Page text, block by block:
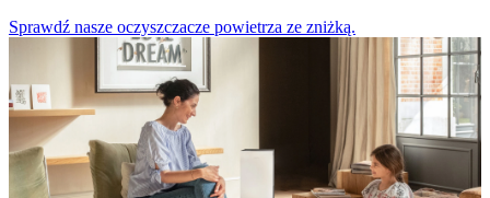
Sprawdź nasze oczyszczacze powietrza ze zniżką.